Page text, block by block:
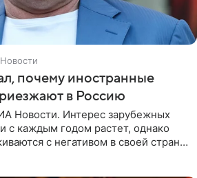
почему иностранные
в Россию
Новости. Интерес зарубежных
с каждым годом растет, однако
с негативом в своей стране